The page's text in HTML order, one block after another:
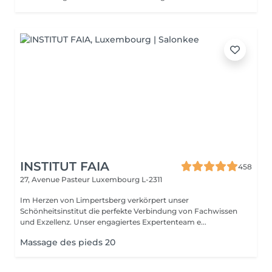
INSTITUT FAIA
458
27, Avenue Pasteur Luxembourg L-2311
Im Herzen von Limpertsberg verkörpert unser
Schönheitsinstitut die perfekte Verbindung von Fachwissen
und Exzellenz. Unser engagiertes Expertenteam e...
Massage des pieds 20